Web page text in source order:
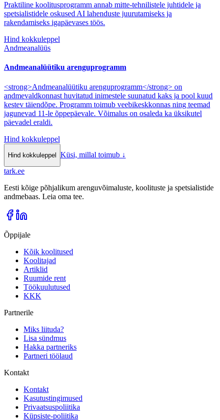
Praktiline koolitusprogramm annab mitte-tehnilistele juhtidele ja
spetsialistidele oskused AI lahenduste juurutamiseks ja
rakendamiseks igapäevases töös.
Hind kokkuleppel
Andmeanalüüs
Andmeanalüütiku arenguprogramm
<strong>Andmeanalüütiku arenguprogramm</strong> on
andmevaldkonnast huvitatud inimestele suunatud kaks ja pool kuud
kestev täiendõpe. Programm toimub veebikeskkonnas ning teemad
jagunevad 11-le õppepäevale. Võimalus on osaleda ka üksikutel
päevadel eraldi.
Hind kokkuleppel
Hind kokkuleppel Küsi, millal toimub ↓
tark.ee
Eesti kõige põhjalikum arenguvõimaluste, koolituste ja spetsialistide
andmebaas. Leia oma tee.
Õppijale
Kõik koolitused
Koolitajad
Artiklid
Ruumide rent
Töökuulutused
KKK
Partnerile
Miks liituda?
Lisa sündmus
Hakka partneriks
Partneri töölaud
Kontakt
Kontakt
Kasutustingimused
Privaatsuspoliitika
Küpsiste-poliitika